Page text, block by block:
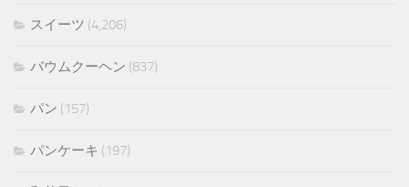
スイーツ (4,206)
バウムクーヘン (837)
パン (157)
パンケーキ (197)